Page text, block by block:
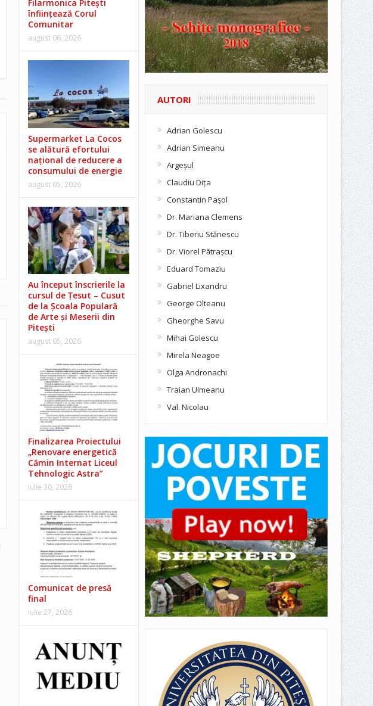
Filarmonica Pitești
înființează Corul
Comunitar
august 06, 2026
Supermarket La Cocos
se alătură efortului
național de reducere a
consumului de energie
august 05, 2026
Au început înscrierile la
cursul de Țesut – Cusut
de la Școala Populară
de Arte și Meserii din
Pitești
august 05, 2026
Finalizarea Proiectului
„Renovare energetică
Cămin Internat Liceul
Tehnologic Astra”
iulie 30, 2026
Comunicat de presă
final
iulie 27, 2026
AUTORI
Adrian Golescu
Adrian Simeanu
Argeşul
Claudiu Diţa
Constantin Pașol
Dr. Mariana Clemens
Dr. Tiberiu Stănescu
Dr. Viorel Pătraşcu
Eduard Tomaziu
Gabriel Lixandru
George Olteanu
Gheorghe Savu
Mihai Golescu
Mirela Neagoe
Olga Andronachi
Traian Ulmeanu
Val. Nicolau